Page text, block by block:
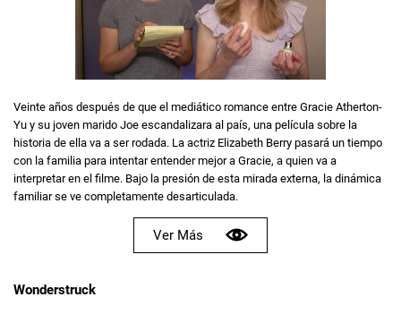
Veinte años después de que el mediático romance entre Gracie Atherton-
Yu y su joven marido Joe escandalizara al país, una película sobre la
historia de ella va a ser rodada. La actriz Elizabeth Berry pasará un tiempo
con la familia para intentar entender mejor a Gracie, a quien va a
interpretar en el filme. Bajo la presión de esta mirada externa, la dinámica
familiar se ve completamente desarticulada.
Ver Más
Wonderstruck